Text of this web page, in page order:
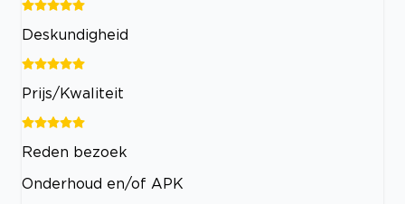
Deskundigheid
Prijs/Kwaliteit
Reden bezoek
Onderhoud en/of APK